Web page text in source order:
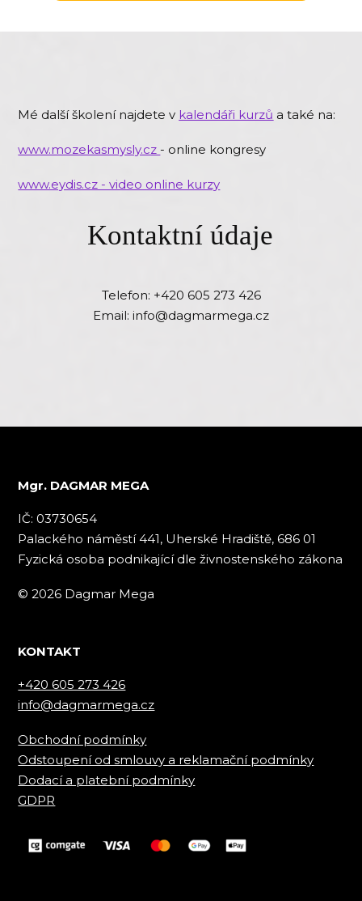
Mé další školení najdete v kalendáři kurzů a také na:
www.mozekasmysly.cz - online kongresy
www.eydis.cz - video online kurzy
Kontaktní údaje
Telefon: +420 605 273 426
Email: info@dagmarmega.cz
Mgr. DAGMAR MEGA
IČ: 03730654
Palackého náměstí 441, Uherské Hradiště, 686 01
Fyzická osoba podnikající dle živnostenského zákona
© 2026 Dagmar Mega
KONTAKT
+420 605 273 426
info@dagmarmega.cz
Obchodní podmínky
Odstoupení od smlouvy a reklamační podmínky
Dodací a platební podmínky
GDPR